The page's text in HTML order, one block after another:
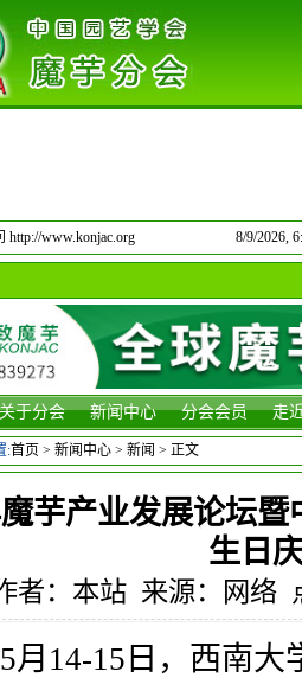
http://www.konjac.org 8/9/2026,
于分会 新闻中心 分会会员 走
:首页 > 新闻中心 > 新闻 > 正文
芋产业发展论坛
生日
者：本站 来源：网络
月14-15日，西南